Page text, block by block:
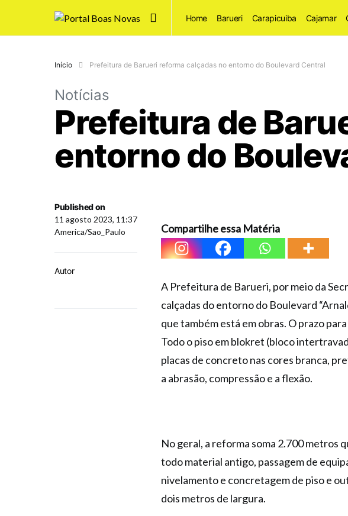
Home Barueri Carapicuiba Cajamar
Início Prefeitura de Barueri reforma calçadas no entorno do Boulevard Central
Notícias
Prefeitura de
entorno do
Published on
11 agosto 2023, 11:37
America/Sao_Paulo
Autor
Compartilhe essa Matéria
A Prefeitura de Barueri, por meio da
calçadas do entorno do Boulevard
que também está em obras. O prazo
Todo o piso em blokret (bloco
placas de concreto nas cores branca,
a abrasão, compressão e a flexão.
No geral, a reforma soma 2.700 metros
todo material antigo, passagem de
nivelamento e concretagem de piso e
dois metros de largura.